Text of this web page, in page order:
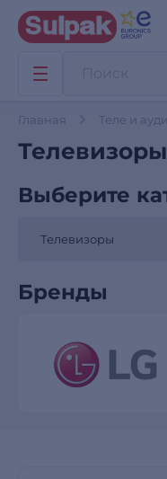
Главная Теле и
Выберите
Бренды